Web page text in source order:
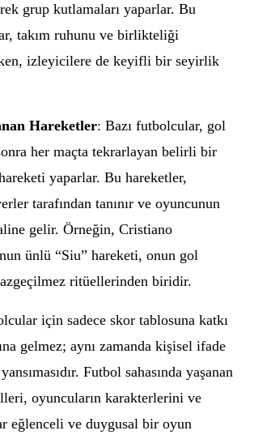
grup kutlamaları yaparlar. Bu
takım ruhunu ve birlikteliği
izleyicilere de keyifli bir seyirlik
Hareketler: Bazı futbolcular, gol
her maçta tekrarlayan belirli bir
yaparlar. Bu hareketler,
tarafından tanınır ve oyuncunun
gelir. Örneğin, Cristiano
ünlü “Siu” hareketi, onun gol
ritüellerinden biridir.
için sadece skor tablosuna katkı
gelmez; aynı zamanda kişisel ifade
Futbol sahasında yaşanan
oyuncuların karakterlerini ve
eğlenceli ve duygusal bir oyun